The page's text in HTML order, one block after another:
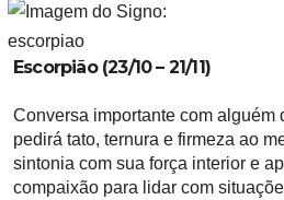
Escorpião (23/10 – 21/11)
Conversa importante com alguém
pedirá tato, ternura e firmeza ao
sintonia com sua força interior e
compaixão para lidar com